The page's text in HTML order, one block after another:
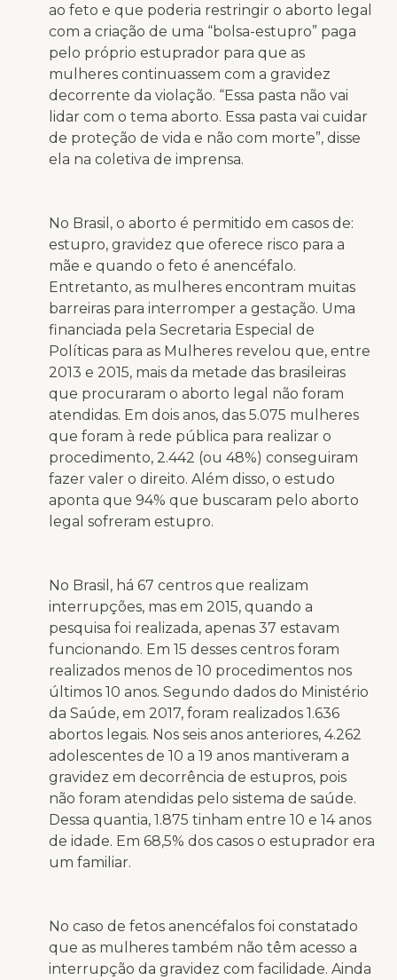
ao feto e que poderia restringir o aborto legal
com a criação de uma “bolsa-estupro” paga
pelo próprio estuprador para que as
mulheres continuassem com a gravidez
decorrente da violação. “Essa pasta não vai
lidar com o tema aborto. Essa pasta vai cuidar
de proteção de vida e não com morte”, disse
ela na coletiva de imprensa.
No Brasil, o aborto é permitido em casos de:
estupro, gravidez que oferece risco para a
mãe e quando o feto é anencéfalo.
Entretanto, as mulheres encontram muitas
barreiras para interromper a gestação. Uma
financiada pela Secretaria Especial de
Políticas para as Mulheres revelou que, entre
2013 e 2015, mais da metade das brasileiras
que procuraram o aborto legal não foram
atendidas. Em dois anos, das 5.075 mulheres
que foram à rede pública para realizar o
procedimento, 2.442 (ou 48%) conseguiram
fazer valer o direito. Além disso, o estudo
aponta que 94% que buscaram pelo aborto
legal sofreram estupro.
No Brasil, há 67 centros que realizam
interrupções, mas em 2015, quando a
pesquisa foi realizada, apenas 37 estavam
funcionando. Em 15 desses centros foram
realizados menos de 10 procedimentos nos
últimos 10 anos. Segundo dados do Ministério
da Saúde, em 2017, foram realizados 1.636
abortos legais. Nos seis anos anteriores, 4.262
adolescentes de 10 a 19 anos mantiveram a
gravidez em decorrência de estupros, pois
não foram atendidas pelo sistema de saúde.
Dessa quantia, 1.875 tinham entre 10 e 14 anos
de idade. Em 68,5% dos casos o estuprador era
um familiar.
No caso de fetos anencéfalos foi constatado
que as mulheres também não têm acesso a
interrupção da gravidez com facilidade. Ainda